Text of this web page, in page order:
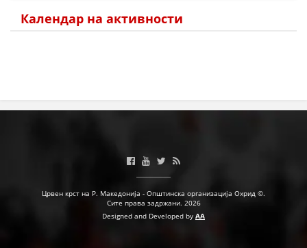
Календар на активности
Црвен крст на Р. Македонија - Општинска организација Охрид ©.
Сите права задржани. 2026
Designed and Developed by AA